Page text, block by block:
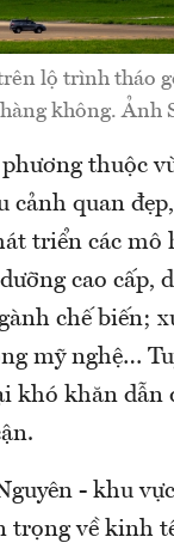
lộ trình tháo
không. Ảnh
thuộc
cảnh quan
triển các mô
cao cấp,
chế biến;
mỹ nghệ…
khó khăn dẫn
- khu
trọng về kinh